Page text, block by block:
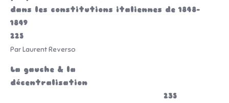
dans les constitutions italiennes de 1848-
1849
225
Par Laurent Reverso
La gauche & la
décentralisation
235